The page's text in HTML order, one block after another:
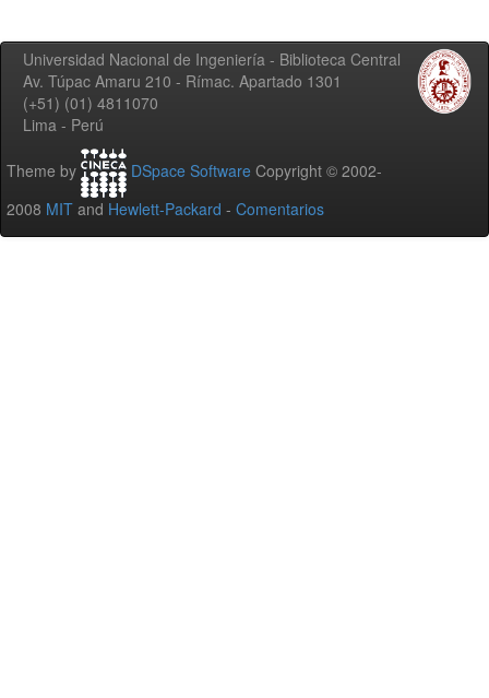
Universidad Nacional de Ingeniería - Biblioteca Central
Av. Túpac Amaru 210 - Rímac. Apartado 1301
(+51) (01) 4811070
Lima - Perú
Theme by DSpace Software Copyright © 2002-
2008 MIT and Hewlett-Packard - Comentarios